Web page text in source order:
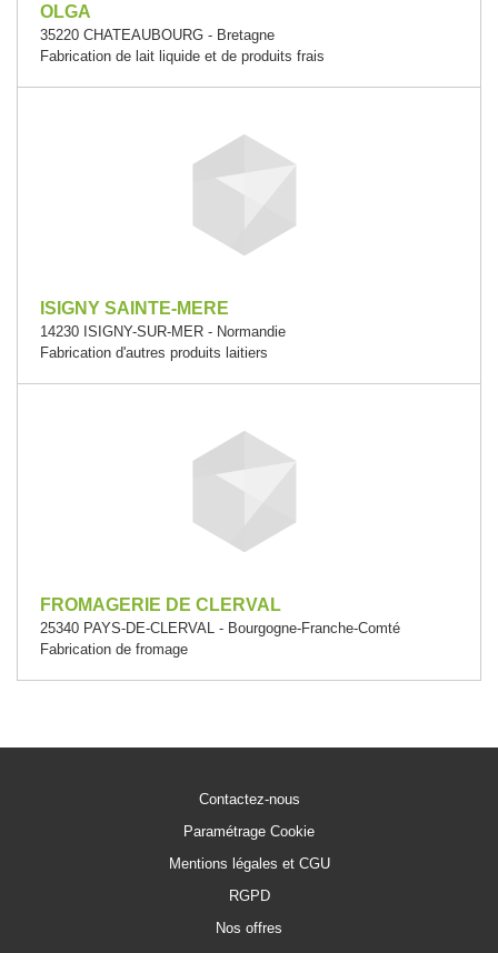
OLGA
35220 CHATEAUBOURG - Bretagne
Fabrication de lait liquide et de produits frais
ISIGNY SAINTE-MERE
14230 ISIGNY-SUR-MER - Normandie
Fabrication d'autres produits laitiers
FROMAGERIE DE CLERVAL
25340 PAYS-DE-CLERVAL - Bourgogne-Franche-Comté
Fabrication de fromage
Contactez-nous
Paramétrage Cookie
Mentions légales et CGU
RGPD
Nos offres